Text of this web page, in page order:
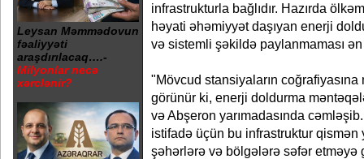
Leysan Məmmədovun
fəaliyyəti
araşdırılacaq….-
Milyonlar necə
xərclənir?
infrastrukturla bağlıdır. Hazırda
həyati əhəmiyyət daşıyan enerji
və sistemli şəkildə paylanmaması
"Mövcud stansiyaların coğrafiyasına
görünür ki, enerji doldurma
və Abşeron yarımadasında
istifadə üçün bu infrastruktur
şəhərlərə və bölgələrə səfər etməyə